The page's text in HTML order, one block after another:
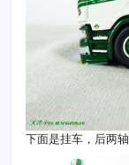
下面是挂车，后两